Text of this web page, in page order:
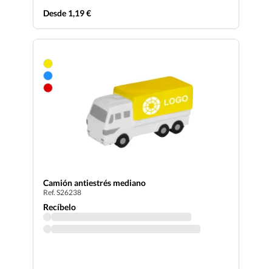
Desde 1,19 €
Camión antiestrés mediano
Ref. S26238
Recíbelo